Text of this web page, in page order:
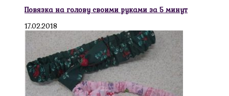
Повязка на голову своими руками за 5 минут
17.02.2018